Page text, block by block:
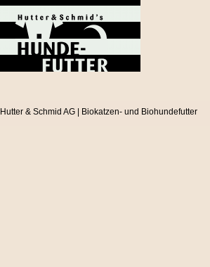
Hutter & Schmid AG | Biokatzen- und Biohundefutter